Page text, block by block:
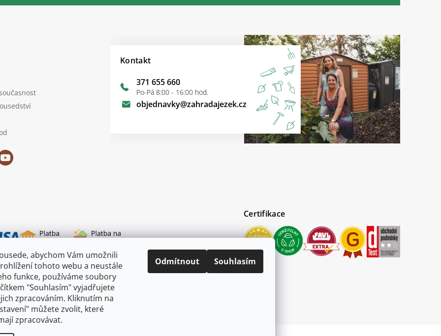
abychom Vám umožnili
tohoto webu a neustále
funkce, používáme soubory
"Souhlasím" vyjadřujete
zpracováním. Kliknutím na
můžete zvolit, které
zpracovávat.
Odmítnout Souhlasím
Kontakt
objednavky@zahradajezek.cz
371 655 660
Po-Pá 8:00 - 16:00 hod.
dopravy
Certifikace